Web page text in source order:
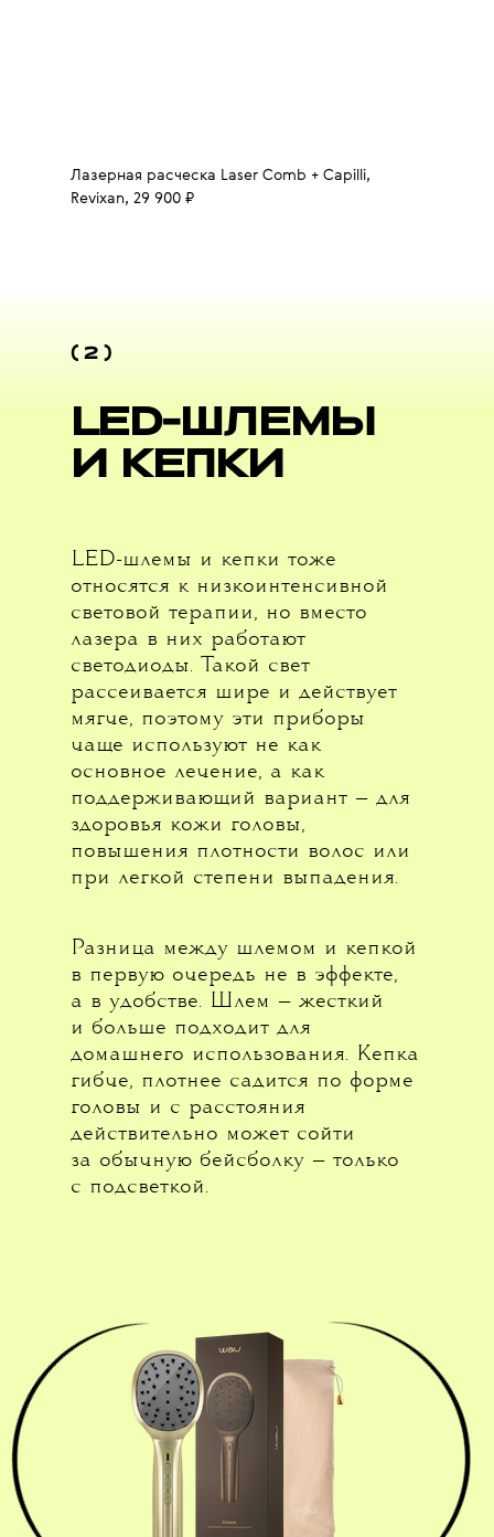
Лазерная расческа Laser Comb + Capilli,
Revixan, 29 900 ₽
( 2 )
LED-ШЛЕМЫ
И КЕПКИ
LED-шлемы и кепки тоже
относятся к низкоинтенсивной
световой терапии, но вместо
лазера в них работают
светодиоды. Такой свет
рассеивается шире и действует
мягче, поэтому эти приборы
чаще используют не как
основное лечение, а как
поддерживающий вариант — для
здоровья кожи головы,
повышения плотности волос или
при легкой степени выпадения.
Разница между шлемом и кепкой
в первую очередь не в эффекте,
а в удобстве. Шлем — жесткий
и больше подходит для
домашнего использования. Кепка
гибче, плотнее садится по форме
головы и с расстояния
действительно может сойти
за обычную бейсболку — только
с подсветкой.